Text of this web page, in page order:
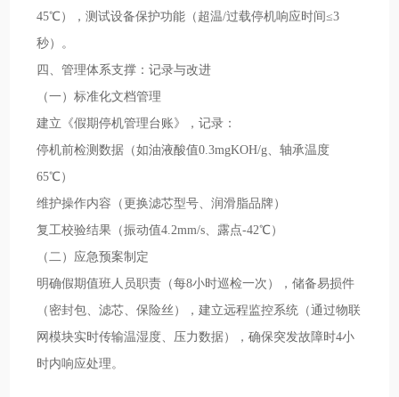
45℃），测试设备保护功能（超温/过载停机响应时间≤3
秒）。
四、管理体系支撑：记录与改进
（一）标准化文档管理
建立《假期停机管理台账》，记录：
停机前检测数据（如油液酸值0.3mgKOH/g、轴承温度
65℃）
维护操作内容（更换滤芯型号、润滑脂品牌）
复工校验结果（振动值4.2mm/s、露点-42℃）
（二）应急预案制定
明确假期值班人员职责（每8小时巡检一次），储备易损件
（密封包、滤芯、保险丝），建立远程监控系统（通过物联
网模块实时传输温湿度、压力数据），确保突发故障时4小
时内响应处理。